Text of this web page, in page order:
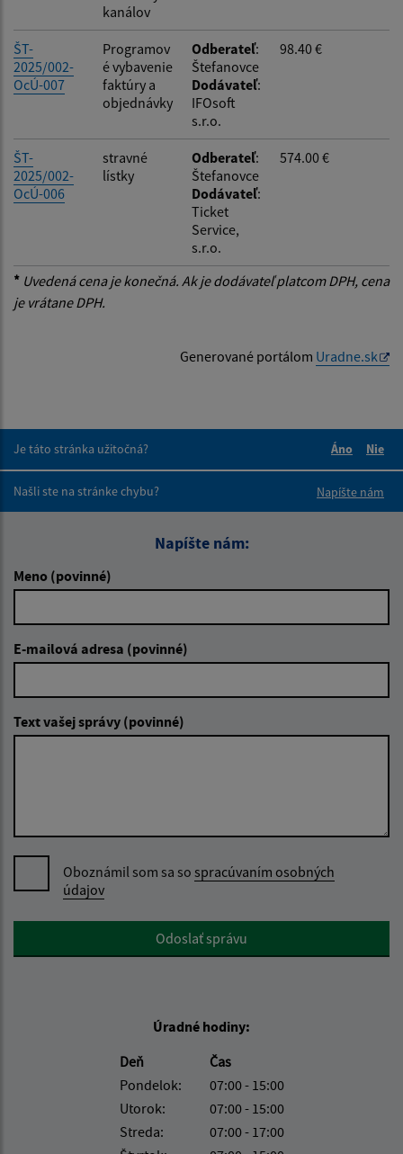
kanálov
ŠT-
2025/002-
OcÚ-007
Programov
é vybavenie
faktúry a
objednávky
Odberateľ:
Štefanovce
Dodávateľ:
IFOsoft
s.r.o.
98.40 €
ŠT-
2025/002-
OcÚ-006
stravné
lístky
Odberateľ:
Štefanovce
Dodávateľ:
Ticket
Service,
s.r.o.
574.00 €
* Uvedená cena je konečná. Ak je dodávateľ platcom DPH, cena
je vrátane DPH.
Generované portálom Uradne.sk
Je táto stránka užitočná?
Áno
Nie
Našli ste na stránke chybu?
Napíšte nám
Napíšte nám:
Meno (povinné)
E-mailová adresa (povinné)
Text vašej správy (povinné)
Oboznámil som sa so spracúvaním osobných
údajov
Google reCaptcha ResponseOdoslať správu
Úradné hodiny:
Deň
Čas
Pondelok:
07:00 - 15:00
Utorok:
07:00 - 15:00
Streda:
07:00 - 17:00